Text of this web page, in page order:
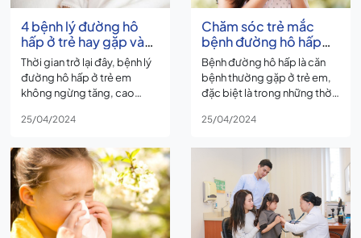
4 bệnh lý đường hô
hấp ở trẻ hay gặp vào
thời điểm giao mùa
Thời gian trở lại đây, bệnh lý
đường hô hấp ở trẻ em
không ngừng tăng, cao
chuyển mùa.
25/04/2024
Chăm sóc trẻ mắc
bệnh đường hô hấp
cấp khi thời tiết thay
đổi
Bệnh đường hô hấp là căn
bệnh thường gặp ở trẻ em,
đặc biệt là trong những thời
không được thăm khám,
nhiễm trùng tai, viêm tiểu
phế quản, viêm phổi, … …
25/04/2024